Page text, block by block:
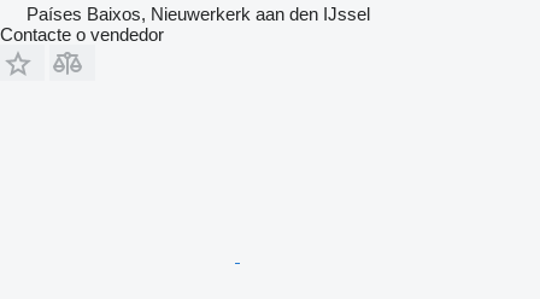
Países Baixos, Nieuwerkerk aan den IJssel
Contacte o vendedor